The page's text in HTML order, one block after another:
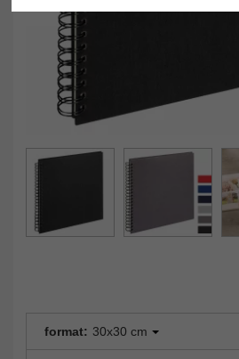
format: 30x30 cm